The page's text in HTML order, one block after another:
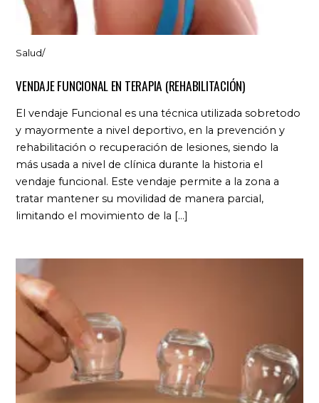
Salud/
VENDAJE FUNCIONAL EN TERAPIA (REHABILITACIÓN)
El vendaje Funcional es una técnica utilizada sobretodo
y mayormente a nivel deportivo, en la prevención y
rehabilitación o recuperación de lesiones, siendo la
más usada a nivel de clínica durante la historia el
vendaje funcional. Este vendaje permite a la zona a
tratar mantener su movilidad de manera parcial,
limitando el movimiento de la […]